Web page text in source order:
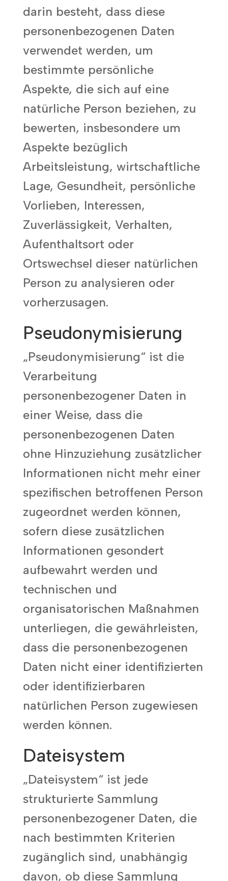
darin besteht, dass diese
personenbezogenen Daten
verwendet werden, um
bestimmte persönliche
Aspekte, die sich auf eine
natürliche Person beziehen, zu
bewerten, insbesondere um
Aspekte bezüglich
Arbeitsleistung, wirtschaftliche
Lage, Gesundheit, persönliche
Vorlieben, Interessen,
Zuverlässigkeit, Verhalten,
Aufenthaltsort oder
Ortswechsel dieser natürlichen
Person zu analysieren oder
vorherzusagen.
Pseudonymisierung
„Pseudonymisierung“ ist die
Verarbeitung
personenbezogener Daten in
einer Weise, dass die
personenbezogenen Daten
ohne Hinzuziehung zusätzlicher
Informationen nicht mehr einer
spezifischen betroffenen Person
zugeordnet werden können,
sofern diese zusätzlichen
Informationen gesondert
aufbewahrt werden und
technischen und
organisatorischen Maßnahmen
unterliegen, die gewährleisten,
dass die personenbezogenen
Daten nicht einer identifizierten
oder identifizierbaren
natürlichen Person zugewiesen
werden können.
Dateisystem
„Dateisystem“ ist jede
strukturierte Sammlung
personenbezogener Daten, die
nach bestimmten Kriterien
zugänglich sind, unabhängig
davon, ob diese Sammlung